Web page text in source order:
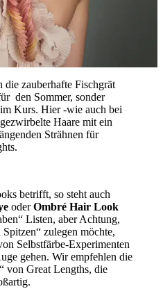
die zauberhafte Fischgrät
den Sommer, sonder
Kurs. Hier -wie auch bei
Haare mit ein
Strähnen für
betrifft, so steht auch
oderOmbré Hair Look
Listen, aber Achtung,
zulegen möchte,
Selbstfärbe-Experimenten
gehen. Wir empfehlen die
von Great Lengths, die